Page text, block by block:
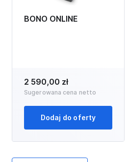
BONO ONLINE
2 590,00 zł
Sugerowana cena netto
Dodaj do oferty